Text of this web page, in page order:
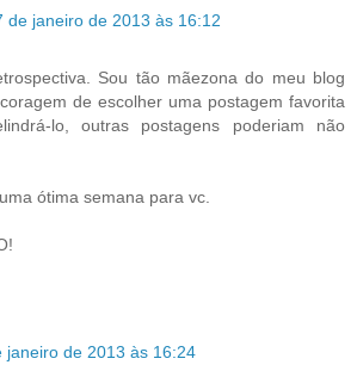
de janeiro de 2013 às 16:12
Sou tão mãezona do meu blog
de escolher uma postagem favorita
lo, outras postagens poderiam não
ótima semana para vc.
janeiro de 2013 às 16:24